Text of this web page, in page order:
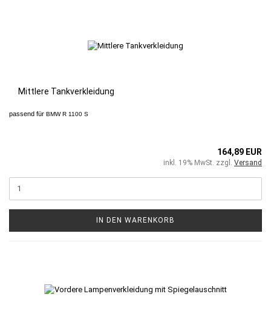
Mittlere Tankverkleidung
passend für BMW R 1100 S
164,89 EUR
inkl. 19% MwSt. zzgl. Versand
IN DEN WARENKORB